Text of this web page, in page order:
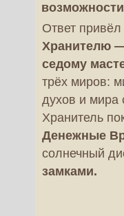
Хранитель
Денежные
солнечный
замками.
Ответ привёл
Хранителю
седому
трёх миров:
духов и мира